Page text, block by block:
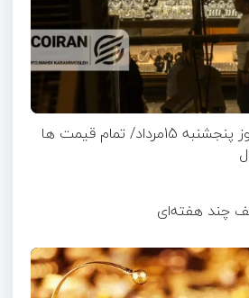
قیمت طلا و سکه امروز پنجشنبه 15مرداد/ تمام قیمت ها
چند هفته‌ای